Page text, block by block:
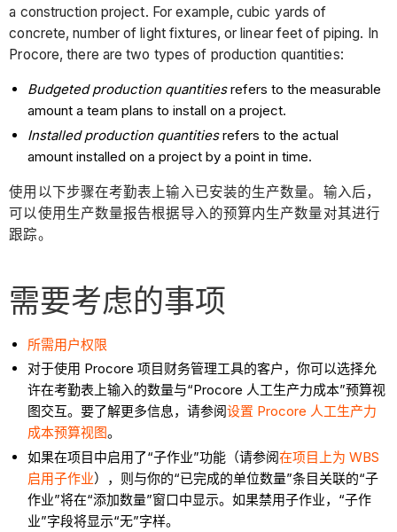
a construction project. For example, cubic yards of
concrete, number of light fixtures, or linear feet of piping. In
Procore, there are two types of production quantities:
Budgeted production quantitiesrefers to the measurable
amount a team plans to install on a project.
Installed production quantitiesrefers to the actual
amount installed on a project by a point in time.
使用以下步骤在考勤表上输入已安装的生产数量。输入后，
可以使用生产数量报告根据导入的预算内生产数量对其进行
跟踪。
需要考虑的事项
所需用户权限
对于使用 Procore 项目财务管理工具的客户，你可以选择允
许在考勤表上输入的数量与“Procore 人工生产力成本”预算视
图交互。要了解更多信息，请参阅设置 Procore 人工生产力
成本预算视图。
如果在项目中启用了“子作业”功能（请参阅在项目上为 WBS
启用子作业），则与你的“已完成的单位数量”条目关联的“子
作业”将在“添加数量”窗口中显示。如果禁用子作业，“子作
业”字段将显示“无”字样。